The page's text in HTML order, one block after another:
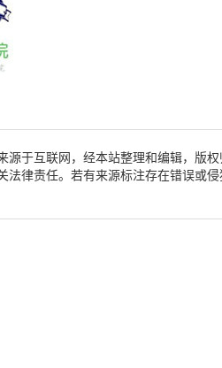
源于互联网，经本站整理和编辑，版
法律责任。若有来源标注存在错误或